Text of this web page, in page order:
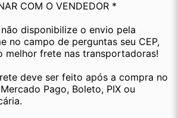
COM O VENDEDOR *
disponibilize o envio pela
no campo de perguntas seu CEP,
melhor frete nas transportadoras!
deve ser feito após a compra no
Pago, Boleto, PIX ou